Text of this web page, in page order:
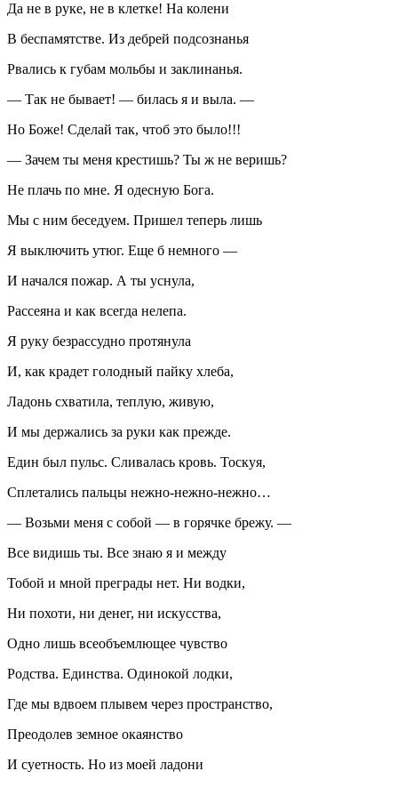
Да не в руке, не в клетке! На колени
В беспамятстве. Из дебрей подсознанья
Рвались к губам мольбы и заклинанья.
— Так не бывает! — билась я и выла. —
Но Боже! Сделай так, чтоб это было!!!
— Зачем ты меня крестишь? Ты ж не веришь?
Не плачь по мне. Я одесную Бога.
Мы с ним беседуем. Пришел теперь лишь
Я выключить утюг. Еще б немного —
И начался пожар. А ты уснула,
Рассеяна и как всегда нелепа.
Я руку безрассудно протянула
И, как крадет голодный пайку хлеба,
Ладонь схватила, теплую, живую,
И мы держались за руки как прежде.
Един был пульс. Сливалась кровь. Тоскуя,
Сплетались пальцы нежно-нежно-нежно…
— Возьми меня с собой — в горячке брежу. —
Все видишь ты. Все знаю я и между
Тобой и мной преграды нет. Ни водки,
Ни похоти, ни денег, ни искусства,
Одно лишь всеобъемлющее чувство
Родства. Единства. Одинокой лодки,
Где мы вдвоем плывем через пространство,
Преодолев земное окаянство
И суетность. Но из моей ладони